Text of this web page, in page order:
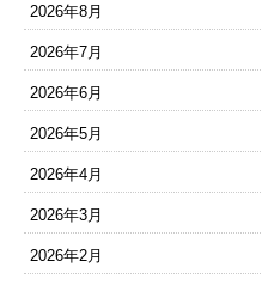
2026年8月
2026年7月
2026年6月
2026年5月
2026年4月
2026年3月
2026年2月